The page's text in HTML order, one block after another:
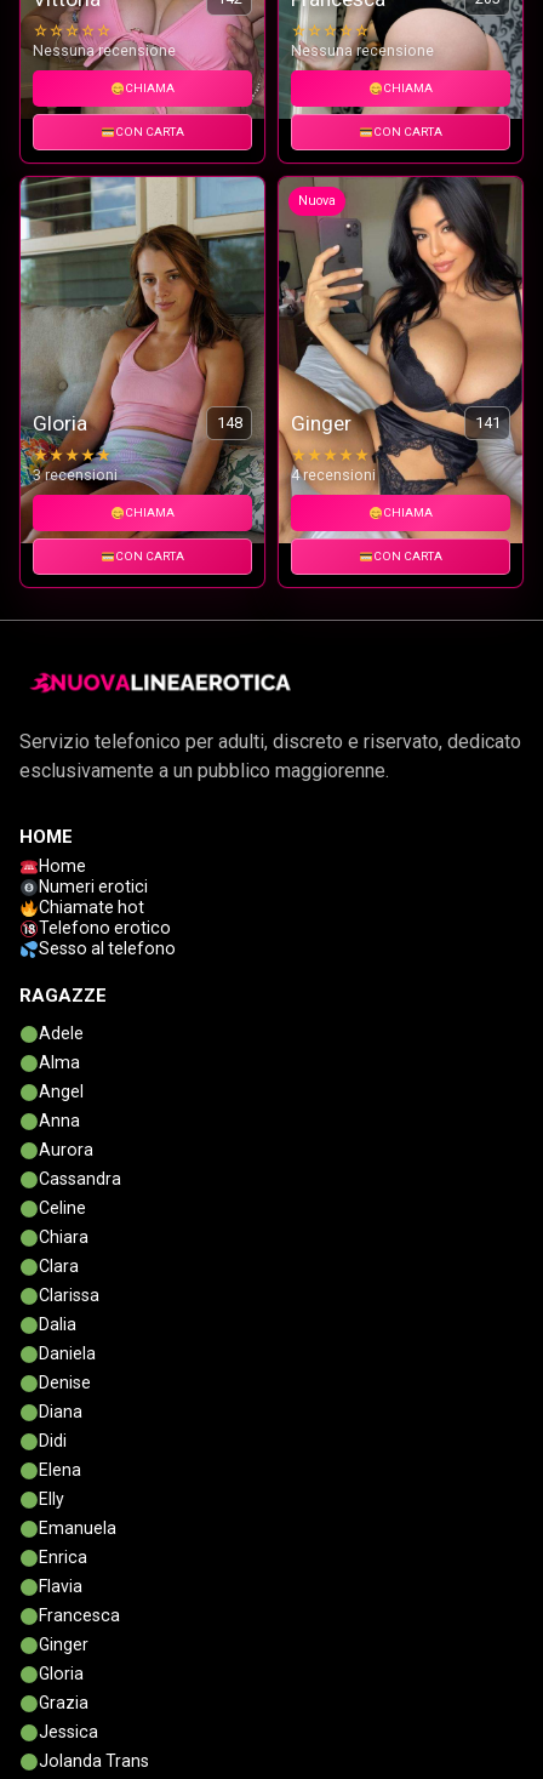
☆☆☆☆☆
Nessuna recensione
CHIAMA
CON CARTA
☆☆☆☆☆
Nessuna recensione
CHIAMA
CON CARTA
Gloria
148
★★★★★
3 recensioni
CHIAMA
CON CARTA
Nuova
Ginger
141
★★★★★
4 recensioni
CHIAMA
CON CARTA
Servizio telefonico per adulti, discreto e riservato, dedicato
esclusivamente a un pubblico maggiorenne.
HOME
Home
Numeri erotici
Chiamate hot
Telefono erotico
Sesso al telefono
RAGAZZE
Adele
Alma
Angel
Anna
Aurora
Cassandra
Celine
Chiara
Clara
Clarissa
Dalia
Daniela
Denise
Diana
Didi
Elena
Elly
Emanuela
Enrica
Flavia
Francesca
Ginger
Gloria
Grazia
Jessica
Jolanda Trans